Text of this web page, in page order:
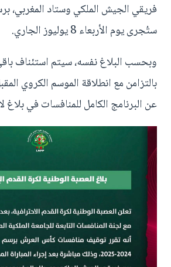
ستُجرى يوم الأربعاء 8 يوليوز الجاري.
وبحسب البلاغ نفسه، سيتم استئناف
بالتزامن مع انطلاقة الموسم الكروي
عن البرنامج الكامل للمنافسات في بلاغ